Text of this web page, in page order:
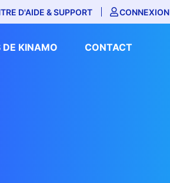
D'AIDE & SUPPORT CONNEXION
DE KINAMO CONTACT